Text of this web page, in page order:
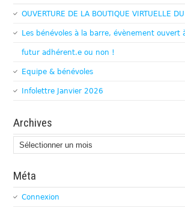
OUVERTURE DE LA BOUTIQUE VIRTUELLE
Les bénévoles à la barre, évènement ouvert
futur adhérent.e ou non !
Equipe & bénévoles
Infolettre Janvier 2026
Archives
Archives
Méta
Connexion